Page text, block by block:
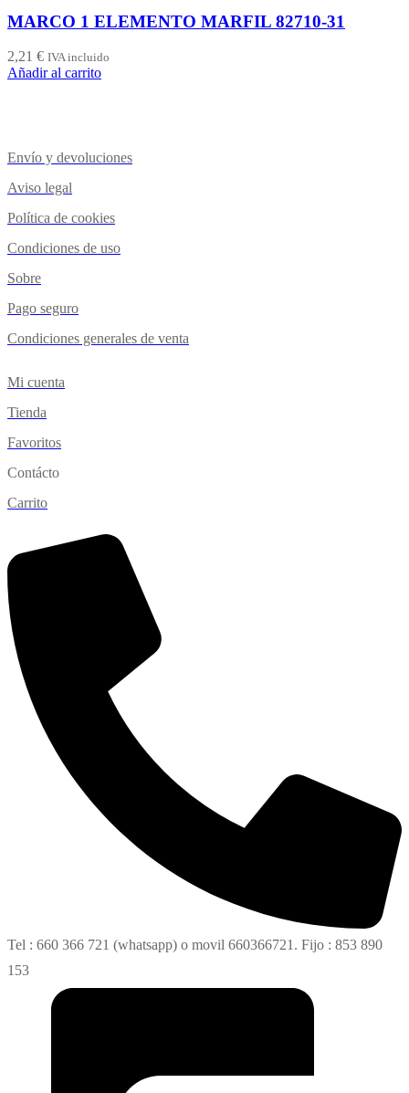
MARCO 1 ELEMENTO MARFIL 82710-31
2,21 € IVA incluido
Añadir al carrito
Envío y devoluciones
Aviso legal
Política de cookies
Condiciones de uso
Sobre
Pago seguro
Condiciones generales de venta
Mi cuenta
Tienda
Favoritos
Contácto
Carrito
Tel : 660 366 721 (whatsapp) o movil 660366721. Fijo : 853 890
153